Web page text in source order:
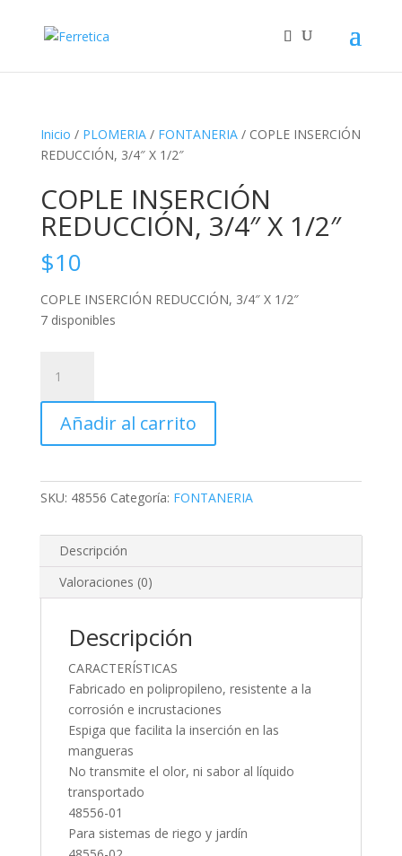
Inicio / PLOMERIA/ FONTANERIA/ COPLE INSERCIÓN
REDUCCIÓN, 3/4″ X 1/2″
COPLE INSERCIÓN
REDUCCIÓN, 3/4″ X 1/2″
$10
COPLE INSERCIÓN REDUCCIÓN, 3/4″ X 1/2″
7 disponibles
INSERCIÓN
REDUCCIÓN,
3/4"
X
cantidad
Añadir al carrito
SKU: 48556 Categoría: FONTANERIA
Descripción
Valoraciones (0)
Descripción
CARACTERÍSTICAS
Fabricado en polipropileno, resistente a la
corrosión e incrustaciones
Espiga que facilita la inserción en las
mangueras
No transmite el olor, ni sabor al líquido
transportado
48556-01
Para sistemas de riego y jardín